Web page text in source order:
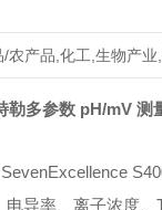
/农产品,化工,生物产业
勒多参数 pH/mV 测
SevenExcellence
导率、离子浓度